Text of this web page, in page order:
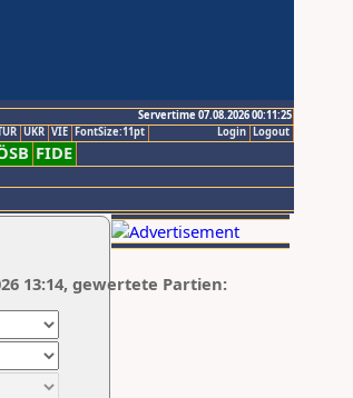
Servertime 07.08.2026 00:11:25
Logout
Login
UKR VIE FontSize:11pt
FIDE
13:14, gewertete Partien: